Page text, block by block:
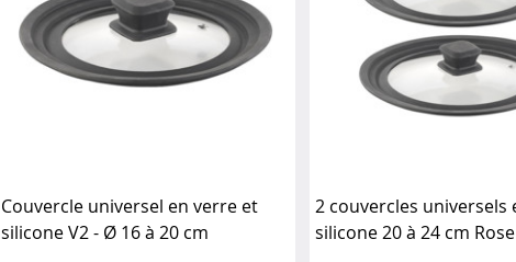
Couvercle universel en verre et
silicone V2 - Ø 16 à 20 cm
2 couvercles universels
silicone 20 à 24 cm